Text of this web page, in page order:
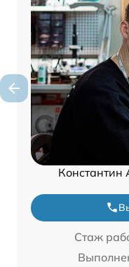
Константин
Стаж